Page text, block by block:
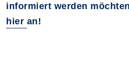
informiert werden
hier an!